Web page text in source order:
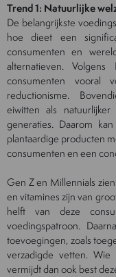
Trend 1: Natuurlijke
De belangrijkste
hoe dieet een
consumenten en
alternatieven.
consumenten vooral
reductionisme.
eiwitten als
generaties. Daarom
plantaardige producten
consumenten en een
Gen Z en Millennials
en vitamines zijn van
helft van deze
voedingspatroon.
toevoegingen, zoals
verzadigde vetten.
vermijdt dan ook best